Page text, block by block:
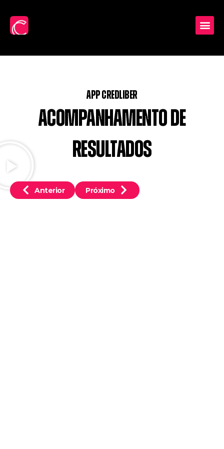
APP Credliber
Acompanhamento de
Resultados
Anterior Próximo